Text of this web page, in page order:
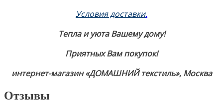
Условия доставки.
Тепла и уюта Вашему дому!
Приятных Вам покупок!
интернет-магазин «ДОМАШНИЙ текстиль», Москва
Отзывы